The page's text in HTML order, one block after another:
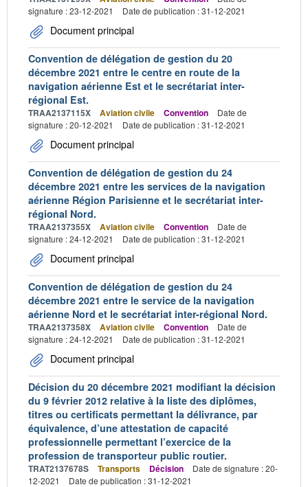
signature : 23-12-2021
Date de publication : 31-12-2021
Document principal
Convention de délégation de gestion du 20
décembre 2021 entre le centre en route de la
navigation aérienne Est et le secrétariat inter-
régional Est.
TRAA2137115X Aviation civile Convention
Date de
signature : 20-12-2021
Date de publication : 31-12-2021
Document principal
Convention de délégation de gestion du 24
décembre 2021 entre les services de la navigation
aérienne Région Parisienne et le secrétariat inter-
régional Nord.
TRAA2137355X Aviation civile Convention
Date de
signature : 24-12-2021
Date de publication : 31-12-2021
Document principal
Convention de délégation de gestion du 24
décembre 2021 entre le service de la navigation
aérienne Nord et le secrétariat inter-régional Nord.
TRAA2137358X Aviation civile Convention
Date de
signature : 24-12-2021
Date de publication : 31-12-2021
Document principal
Décision du 20 décembre 2021 modifiant la décision
du 9 février 2012 relative à la liste des diplômes,
titres ou certificats permettant la délivrance, par
équivalence, d’une attestation de capacité
professionnelle permettant l’exercice de la
profession de transporteur public routier.
TRAT2137678S Transports Décision
Date de signature : 20-
12-2021
Date de publication : 31-12-2021